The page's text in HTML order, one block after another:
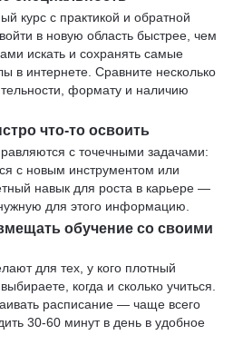
курс с практикой и обратной
в новую область быстрее, чем
искать и сохранять самые
в интернете. Сравните несколько
формату и наличию
что-то освоить
с точечными задачами:
с новым инструментом или
навык для роста в карьере —
для этого информацию.
обучение со своими
для тех, у кого плотный
когда и сколько учиться.
расписание — чаще всего
30-60 минут в день в удобное